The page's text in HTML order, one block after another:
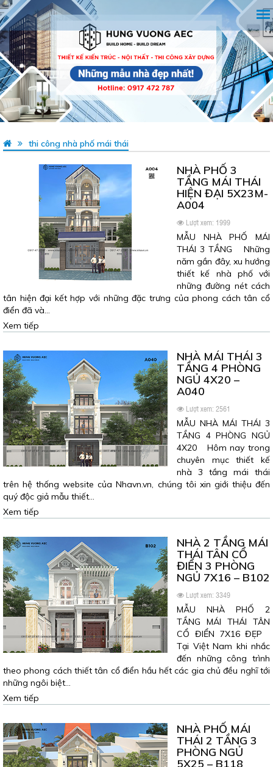
thi công nhà phố mái thái
NHÀ PHỐ 3
TẦNG MÁI THÁI
HIỆN ĐẠI 5X23M-
A004
Lượt xem: 1999
MẪU NHÀ PHỐ MÁI
THÁI 3 TẦNG Những
năm gần đây, xu hướng
thiết kế nhà phố với
những đường nét cách
tân hiện đại kết hợp với những đặc trưng của phong cách tân cổ
điển đã và…
Xem tiếp
NHÀ MÁI THÁI 3
TẦNG 4 PHÒNG
NGỦ 4X20 –
A040
Lượt xem: 2561
MẪU NHÀ MÁI THÁI 3
TẦNG 4 PHÒNG NGỦ
4X20 Hôm nay trong
chuyên mục thiết kế
nhà 3 tầng mái thái
trên hệ thống website của Nhavn.vn, chúng tôi xin giới thiệu đến
quý độc giả mẫu thiết…
Xem tiếp
NHÀ 2 TẦNG MÁI
THÁI TÂN CỔ
ĐIỂN 3 PHÒNG
NGỦ 7X16 – B102
Lượt xem: 3349
MẪU NHÀ PHỐ 2
TẦNG MÁI THÁI TÂN
CỔ ĐIỂN 7X16 ĐẸP
Tại Việt Nam khi nhắc
đến những công trình
theo phong cách thiết tân cổ điển hầu hết các gia chủ đều nghĩ tới
những ngôi biệt…
Xem tiếp
NHÀ PHỐ MÁI
THÁI 2 TẦNG 3
PHÒNG NGỦ
5X25 – B118